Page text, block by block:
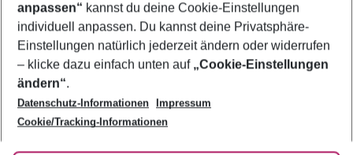
Footer
Footer navigation
Über uns
AGB
Bestpreisgarantie
Cookie-Einstellungen ändern
Cookie-Richtlinie
Agenturbetreuung
Barrierefreies Reisen
Folge uns
anpassen“ kannst du deine Cookie-Einstellungen
individuell anpassen. Du kannst deine Privatsphäre-
Einstellungen natürlich jederzeit ändern oder widerrufen
– klicke dazu einfach unten auf „Cookie-Einstellungen
ändern“.
Datenschutz-Informationen
Impressum
Cookie/Tracking-Informationen